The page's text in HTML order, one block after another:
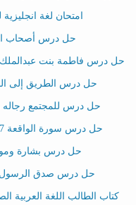
امتحان لغة
حل درس أصحاب
حل درس فاطمة بنت عبدالملك
حل درس الطريق إلى
حل درس للمجتمع رجاله
حل درس سورة الواقعة 57-74 تربية اسلامية الصف التاسع
حل درس بشارة
حل درس صدق الرسول سورة يس 1-
كتاب الطالب اللغة العربية الصف